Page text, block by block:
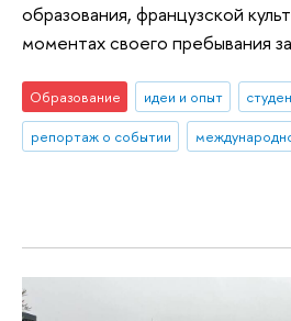
образования, французской
моментах своего пребывания
Образование идеи и опыт
репортаж о событии